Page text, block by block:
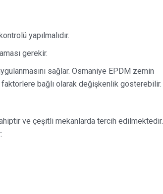
yapılmalıdır.
gerekir.
sağlar. Osmaniye EPDM zemin
bağlı olarak değişkenlik gösterebilir.
ve çeşitli mekanlarda tercih edilmektedir.